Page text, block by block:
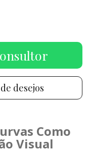
desejos
Como
Visual